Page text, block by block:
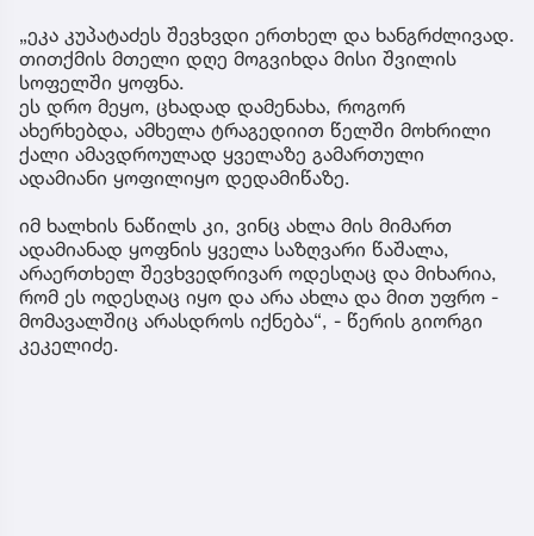
„ეკა კუპატაძეს შევხვდი ერთხელ და ხანგრძლივად.
თითქმის მთელი დღე მოგვიხდა მისი შვილის
სოფელში ყოფნა.
ეს დრო მეყო, ცხადად დამენახა, როგორ
ახერხებდა, ამხელა ტრაგედიით წელში მოხრილი
ქალი ამავდროულად ყველაზე გამართული
ადამიანი ყოფილიყო დედამიწაზე.
იმ ხალხის ნაწილს კი, ვინც ახლა მის მიმართ
ადამიანად ყოფნის ყველა საზღვარი წაშალა,
არაერთხელ შევხვედრივარ ოდესღაც და მიხარია,
რომ ეს ოდესღაც იყო და არა ახლა და მით უფრო -
მომავალშიც არასდროს იქნება“, - წერის გიორგი
კეკელიძე.